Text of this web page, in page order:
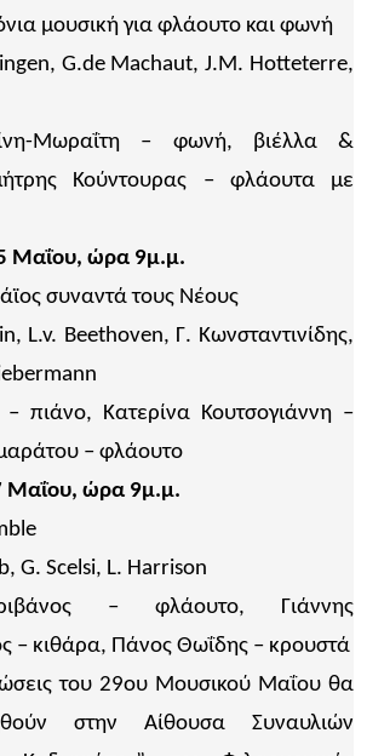
μουσική για φλάουτο και φωνή
G.de Machaut, J.M. Hotteterre,
Μωραΐτη – φωνή, βιέλλα &
Κούντουρας – φλάουτα με
Μαΐου, ώρα 9μ.μ.
συναντά τους Νέους
L.v. Beethoven, Γ. Κωνσταντινίδης,
πιάνο, Κατερίνα Κουτσογιάννη –
– φλάουτο
Μαΐου, ώρα 9μ.μ.
G. Scelsi, L. Harrison
– φλάουτο, Γιάννης
– κιθάρα, Πάνος Θωΐδης – κρουστά
του 29ου Μουσικού Μαΐου θα
στην Αίθουσα Συναυλιών